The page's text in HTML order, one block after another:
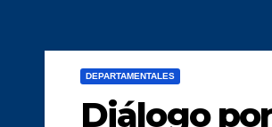
DEPARTAMENTALES
Diálogo